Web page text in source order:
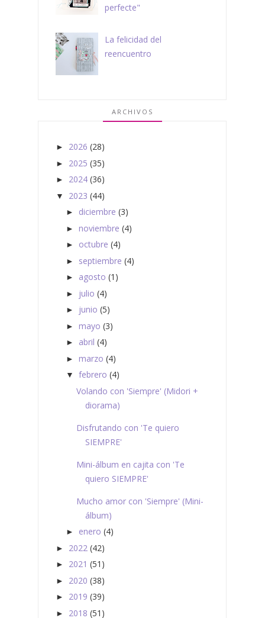
perfecte"
La felicidad del
reencuentro
ARCHIVOS
► 2026 (28)
► 2025 (35)
► 2024 (36)
▼ 2023 (44)
► diciembre (3)
► noviembre (4)
► octubre (4)
► septiembre (4)
► agosto (1)
► julio (4)
► junio (5)
► mayo (3)
► abril (4)
► marzo (4)
▼ febrero (4)
Volando con 'Siempre' (Midori +
diorama)
Disfrutando con 'Te quiero
SIEMPRE'
Mini-álbum en cajita con 'Te
quiero SIEMPRE'
Mucho amor con 'Siempre' (Mini-
álbum)
► enero (4)
► 2022 (42)
► 2021 (51)
► 2020 (38)
► 2019 (39)
► 2018 (51)